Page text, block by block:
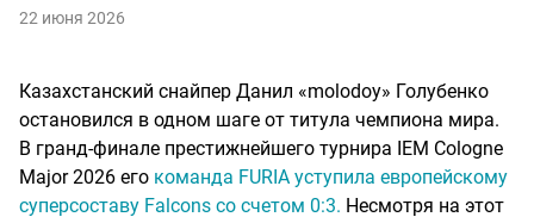
22 июня 2026
Казахстанский снайпер Данил «molodoy» Голубенко
остановился в одном шаге от титула чемпиона мира.
В гранд-финале престижнейшего турнира IEM Cologne
Major 2026 его команда FURIA уступила европейскому
суперсоставу Falcons со счетом 0:3. Несмотря на этот